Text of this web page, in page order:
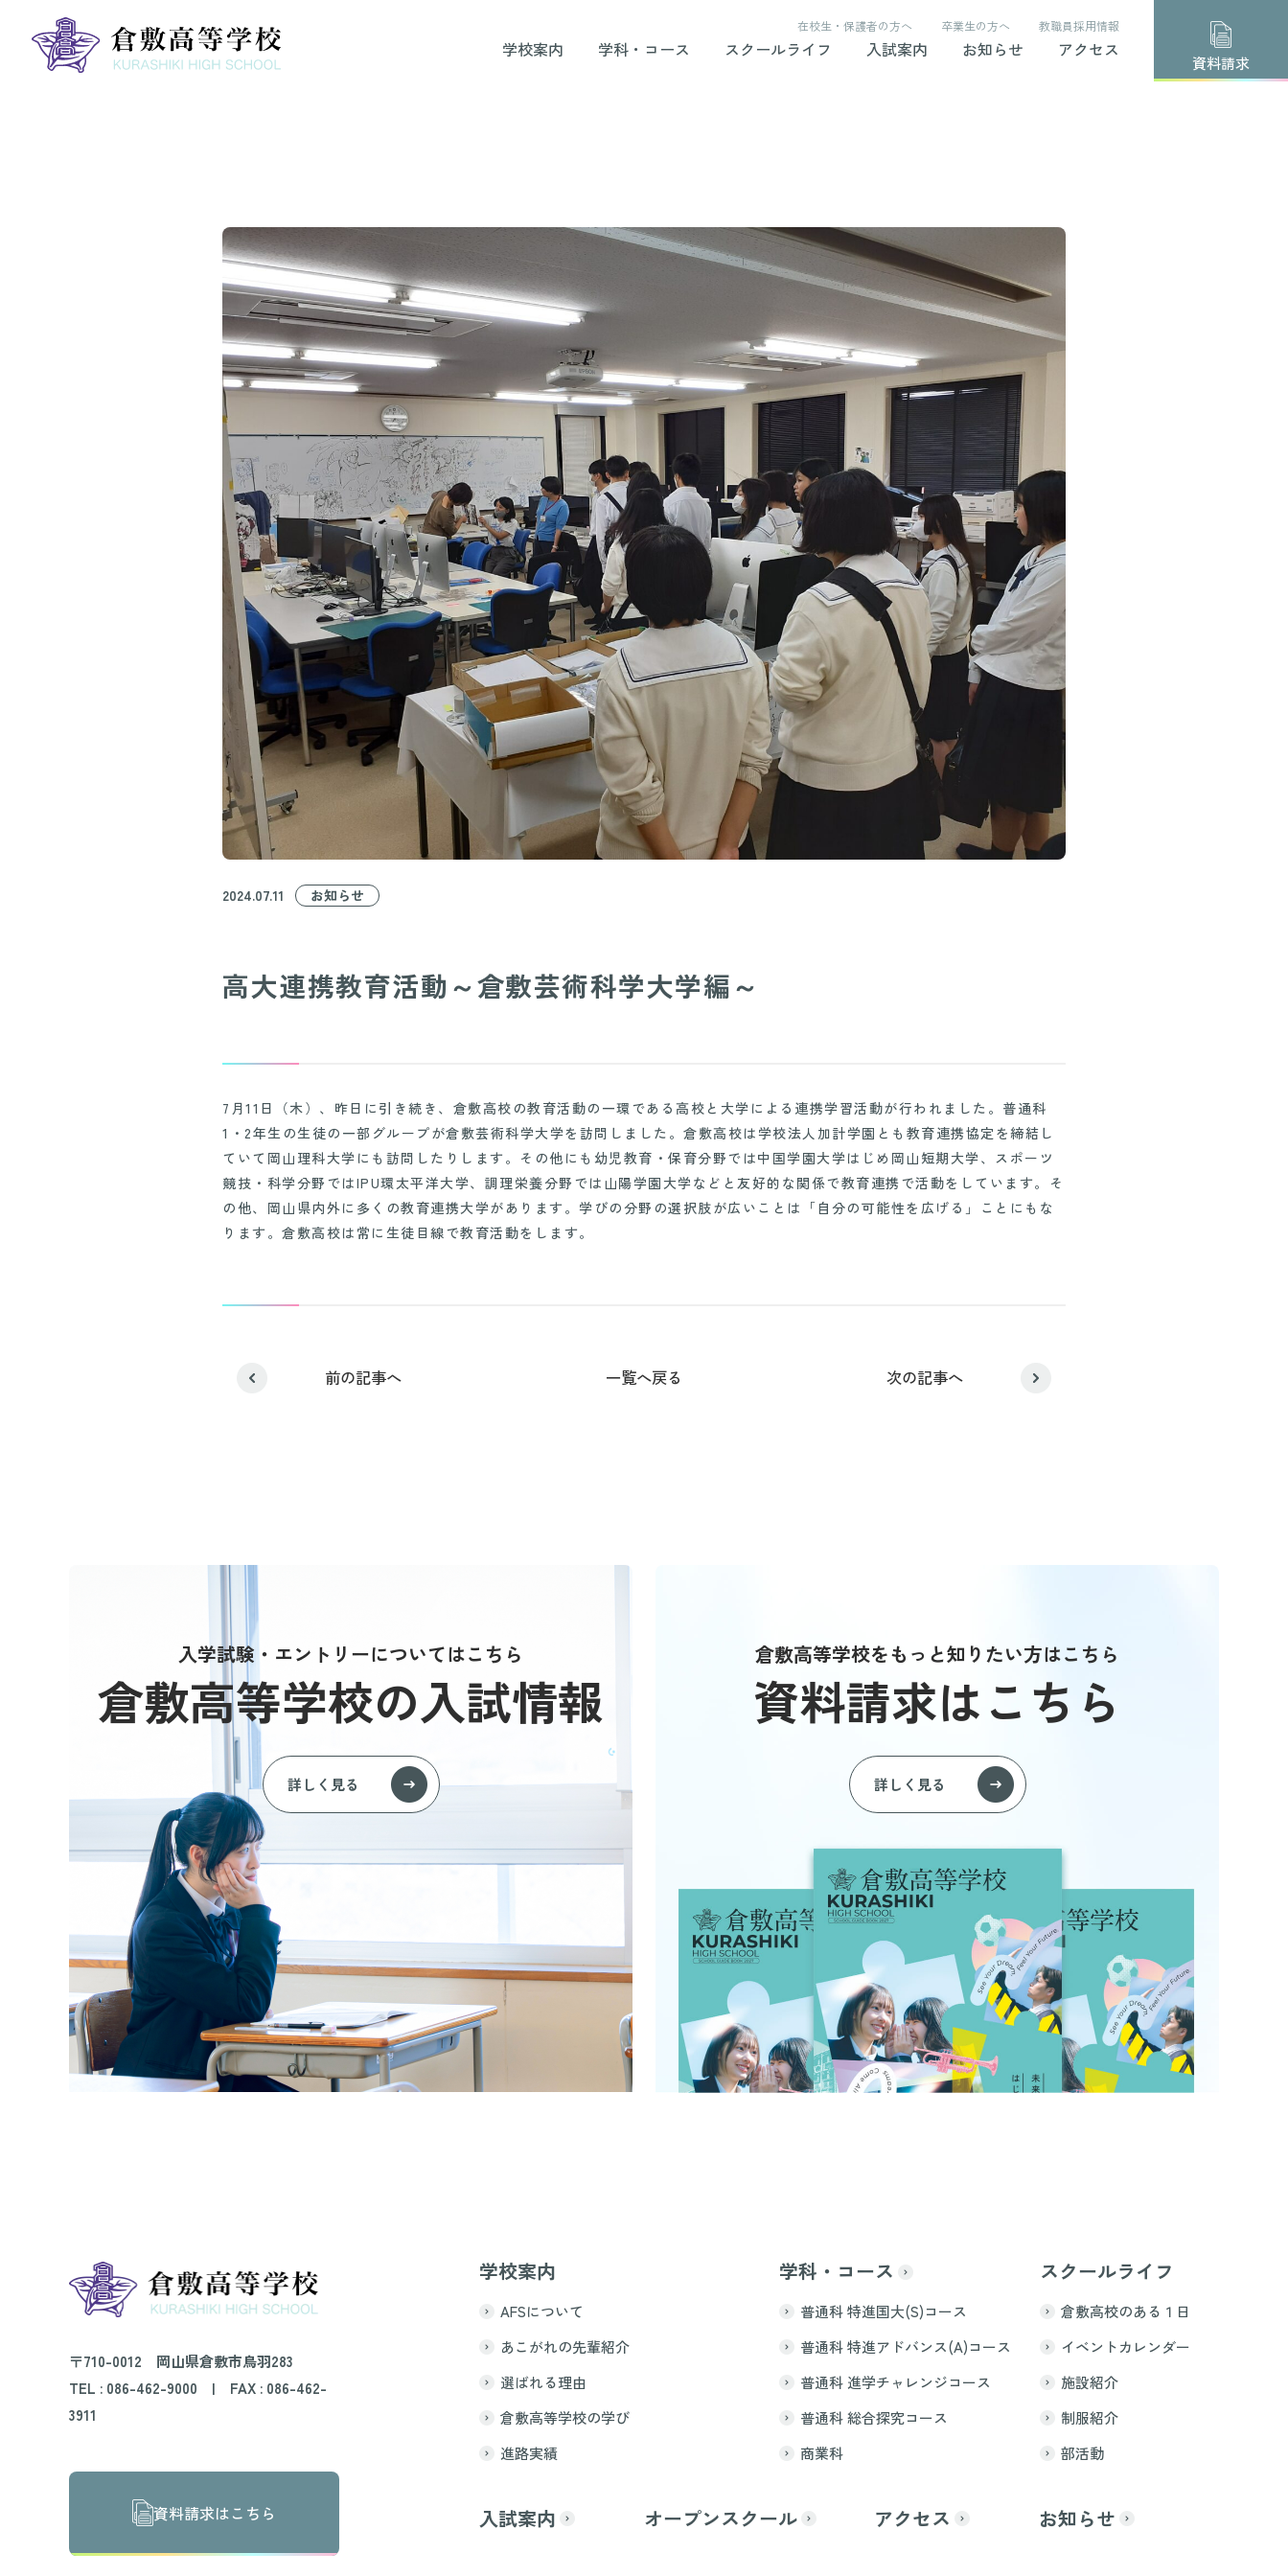
在校生・保護者の方へ 卒業生の方へ 教職員採用情報
学校案内 学科・コース スクールライフ 入試案内 お知らせ アクセス
資料請求
2024.07.11 お知らせ
高大連携教育活動～倉敷芸術科学大学編～
7月11日（木）、昨日に引き続き、倉敷高校の教育活動の一環である高校と大学による連携学習活動が行われました。普通科
1・2年生の生徒の一部グループが倉敷芸術科学大学を訪問しました。倉敷高校は学校法人加計学園とも教育連携協定を締結し
ていて岡山理科大学にも訪問したりします。その他にも幼児教育・保育分野では中国学園大学はじめ岡山短期大学、スポーツ
競技・科学分野ではIPU環太平洋大学、調理栄養分野では山陽学園大学などと友好的な関係で教育連携で活動をしています。そ
の他、岡山県内外に多くの教育連携大学があります。学びの分野の選択肢が広いことは「自分の可能性を広げる」ことにもな
ります。倉敷高校は常に生徒目線で教育活動をします。
前の記事へ 次の記事へ
一覧へ戻る
入学試験・エントリーについてはこちら
倉敷高等学校の入試情報
詳しく見る
倉敷高等学校をもっと知りたい方はこちら
資料請求はこちら
詳しく見る
〒710-0012 岡山県倉敷市鳥羽283
TEL : 086-462-9000 | FAX : 086-462-
3911
資料請求はこちら
学校案内
AFSについて
あこがれの先輩紹介
選ばれる理由
倉敷高等学校の学び
進路実績
学科・コース
普通科 特進国大(S)コース
普通科 特進アドバンス(A)コース
普通科 進学チャレンジコース
普通科 総合探究コース
商業科
スクールライフ
倉敷高校のある１日
イベントカレンダー
施設紹介
制服紹介
部活動
入試案内 オープンスクール アクセス お知らせ